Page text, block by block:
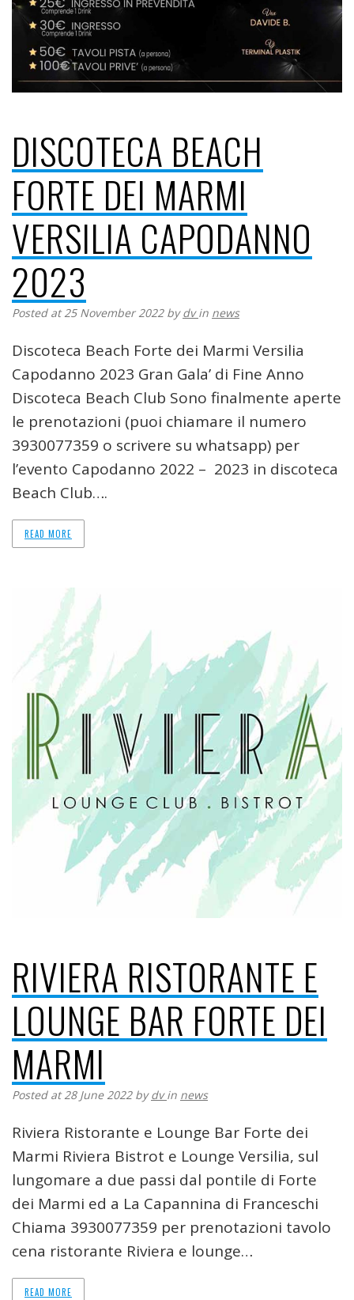
DISCOTECA BEACH
FORTE DEI MARMI
VERSILIA CAPODANNO
2023
Posted at 25 November 2022 bydvin news
Discoteca Beach Forte dei Marmi Versilia
Capodanno 2023 Gran Gala’ di Fine Anno
Discoteca Beach Club Sono finalmente aperte
le prenotazioni (puoi chiamare il numero
3930077359 o scrivere su whatsapp) per
l’evento Capodanno 2022 – 2023 in discoteca
Beach Club….
READ MORE
RIVIERA RISTORANTE E
LOUNGE BAR FORTE DEI
MARMI
Posted at 28 June 2022 bydvin news
Riviera Ristorante e Lounge Bar Forte dei
Marmi Riviera Bistrot e Lounge Versilia, sul
lungomare a due passi dal pontile di Forte
dei Marmi ed a La Capannina di Franceschi
Chiama 3930077359 per prenotazioni tavolo
cena ristorante Riviera e lounge…
READ MORE